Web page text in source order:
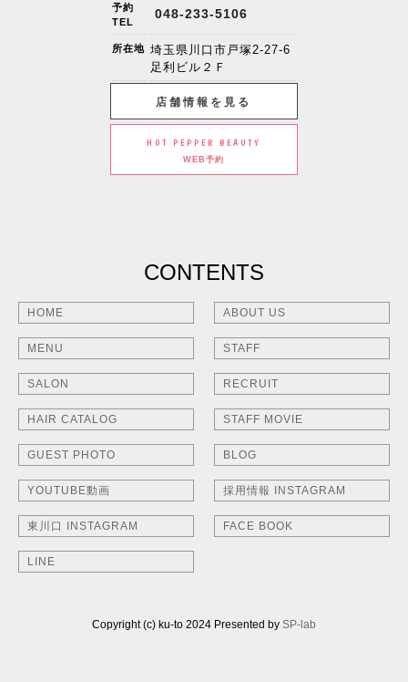
予約
TEL
048-233-5106
所在地 埼玉県川口市戸塚2-27-6
足利ビル２Ｆ
店舗情報を見る
HOT PEPPER BEAUTY
WEB予約
CONTENTS
HOME ABOUT US
MENU STAFF
SALON RECRUIT
HAIR CATALOG STAFF MOVIE
GUEST PHOTO BLOG
YOUTUBE動画 採用情報 INSTAGRAM
東川口 INSTAGRAM FACE BOOK
LINE
Copyright (c) ku-to 2024 Presented by SP-lab